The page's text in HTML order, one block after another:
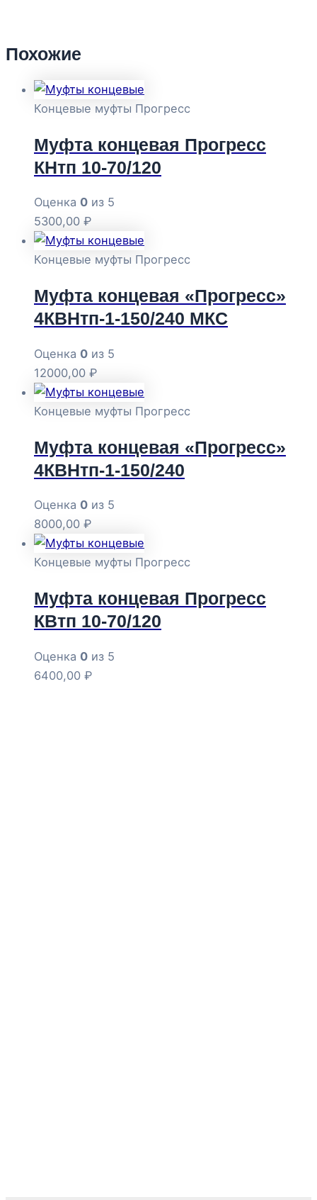
Похожие
Концевые муфты Прогресс
Муфта концевая Прогресс
КНтп 10-70/120
Оценка 0 из 5
5300,00 ₽
Концевые муфты Прогресс
Муфта концевая «Прогресс»
4КВНтп-1-150/240 МКС
Оценка 0 из 5
12000,00 ₽
Концевые муфты Прогресс
Муфта концевая «Прогресс»
4КВНтп-1-150/240
Оценка 0 из 5
8000,00 ₽
Концевые муфты Прогресс
Муфта концевая Прогресс
КВтп 10-70/120
Оценка 0 из 5
6400,00 ₽